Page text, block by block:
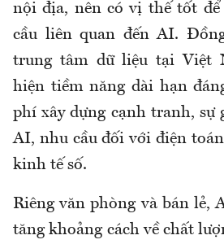
nội địa, nên có vị thế tốt
cầu liên quan đến AI.
trung tâm dữ liệu tại Việt
hiện tiềm năng dài hạn
phí xây dựng cạnh tranh, sự
AI, nhu cầu đối với điện
kinh tế số.
Riêng văn phòng và bán lẻ,
tăng khoảng cách về chất